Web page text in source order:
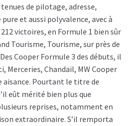
de pilotage, adresse,
et aussi polyvalence, avec à
victoires, en Formule 1 bien sûr
Tourisme, Tourisme, sur près de
Cooper Formule 3 des débuts, il
Merceries, Chandail, MW Cooper
aisance. Pourtant le titre de
eût mérité bien plus que
reprises, notamment en
extraordinaire. S’il remporta